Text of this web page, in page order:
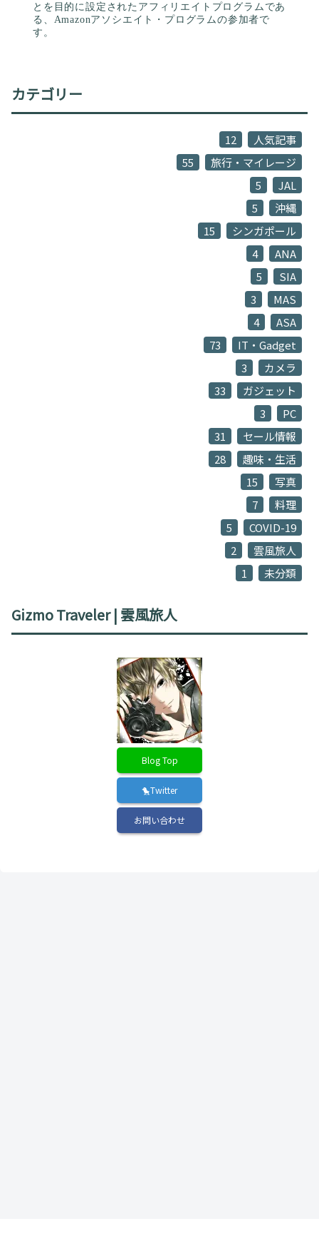
とを目的に設定されたアフィリエイトプログラムであ
る、Amazonアソシエイト・プログラムの参加者で
す。
カテゴリー
人気記事
12
旅行・マイレージ
55
JAL
5
沖縄
5
シンガポール
15
ANA
4
SIA
5
MAS
3
ASA
4
IT・Gadget
73
カメラ
3
ガジェット
33
PC
3
セール情報
31
趣味・生活
28
写真
15
料理
7
COVID-19
5
雲風旅人
2
未分類
1
Gizmo Traveler | 雲風旅人
Blog Top
🐤Twitter
お問い合わせ